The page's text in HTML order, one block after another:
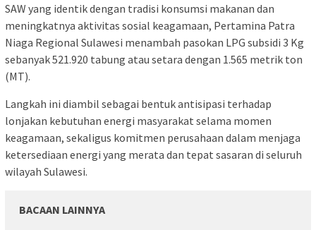
SAW yang identik dengan tradisi konsumsi makanan dan
meningkatnya aktivitas sosial keagamaan, Pertamina Patra
Niaga Regional Sulawesi menambah pasokan LPG subsidi 3 Kg
sebanyak 521.920 tabung atau setara dengan 1.565 metrik ton
(MT).
Langkah ini diambil sebagai bentuk antisipasi terhadap
lonjakan kebutuhan energi masyarakat selama momen
keagamaan, sekaligus komitmen perusahaan dalam menjaga
ketersediaan energi yang merata dan tepat sasaran di seluruh
wilayah Sulawesi.
BACAAN LAINNYA